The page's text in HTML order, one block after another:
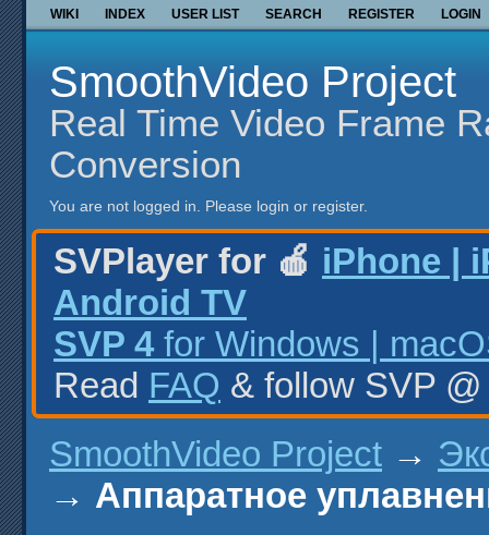
WIKI INDEX USER LIST SEARCH REGISTER LOGIN
SmoothVideo Project
Real Time Video Frame
Conversion
You are not logged in. Please login or register.
SVPlayer for 🍎 iPhone |
Android TV
SVP 4 for Windows |
Read FAQ & follow SVP
SmoothVideo Project →
→ Аппаратное